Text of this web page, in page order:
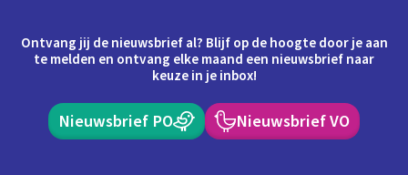
Ontvang jij de nieuwsbrief al? Blijf op de hoogte door je aan
te melden en ontvang elke maand een nieuwsbrief naar
keuze in je inbox!
Nieuwsbrief PO Nieuwsbrief VO